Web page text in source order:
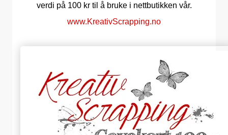
verdi på 100 kr til å bruke i nettbutikken vår.
www.KreativScrapping.no